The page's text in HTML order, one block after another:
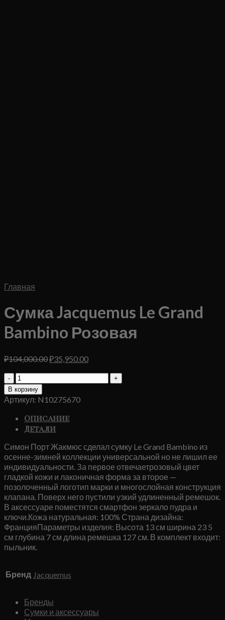
Главная
Сумка Jacquemus Le Grand
Bambino Розовая
₽104,000.00Первоначальная
₽35,950.00Текущая
₽35,950.00.
Количество
товара
Сумка
Jacquemus
Le
Grand
Bambino
Розовая
В корзину
Артикул: N10275670
Описание
Детали
Симон Порт Жакмюс сделал сумку Le Grand Bambino из
осенне-зимней коллекции универсальной но не лишил ее
индивидуальности. За первое отвечаетрозовый цвет
гладкой кожи и лаконичная форма за второе —
позолоченный логотип марки и многослойная конструкция
клапана. Поверх него пустили узкий удлиненный ремешок.
В аксессуаре поместятся смартфон зеркало пудра и
ключи.Кожа натуральная: 100% Страна дизайна:
ФранцияПараметры изделия: Высота 13 см ширина 23 5
см глубина 7 см длина ремешка 127 см. В комплект входит:
пыльник.
Бренд Jacquemus
Бренды
Сумки и аксессуары